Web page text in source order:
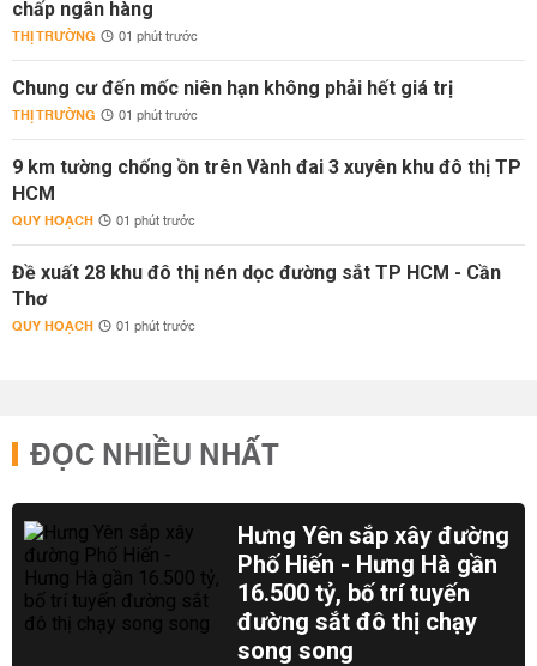
chấp ngân hàng
THỊ TRƯỜNG 01 phút trước
Chung cư đến mốc niên hạn không phải hết giá trị
THỊ TRƯỜNG 01 phút trước
9 km tường chống ồn trên Vành đai 3 xuyên khu đô thị TP
HCM
QUY HOẠCH 01 phút trước
Đề xuất 28 khu đô thị nén dọc đường sắt TP HCM - Cần
Thơ
QUY HOẠCH 01 phút trước
ĐỌC NHIỀU NHẤT
Hưng Yên sắp xây đường
Phố Hiến - Hưng Hà gần
16.500 tỷ, bố trí tuyến
đường sắt đô thị chạy
song song